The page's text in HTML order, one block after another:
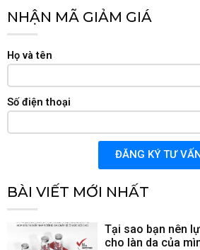
NHẬN MÃ GIẢM GIÁ
Họ và tên
Số điện thoại
ĐĂNG KÝ TƯ VẤN
BÀI VIẾT MỚI NHẤT
Tại sao bạn nên
cho làn da của